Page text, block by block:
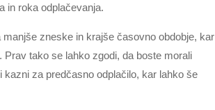
in roka odplačevanja.
zneske in krajše časovno obdobje, kar
Prav tako se lahko zgodi, da boste morali
za predčasno odplačilo, kar lahko še